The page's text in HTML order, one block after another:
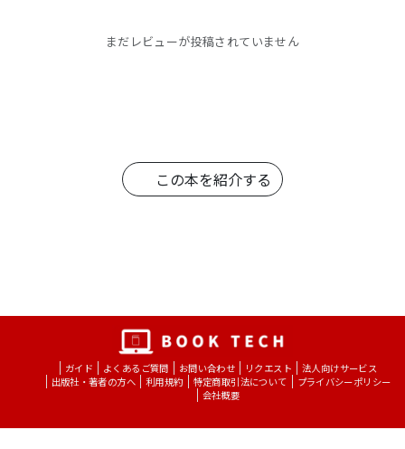
第2章 年齢いろいろ、ステージはそれ
第7章 起業家のチャンス
第8章 長寿化への投資と「配当」
まだレビューが投稿されていません
この本を紹介する
ガイド よくあるご質問 お問い合わせ リクエスト
法人向けサービス
出版社・著者の方へ
利用規約 特定商取引法について
プライバシーポリシー
会社概要